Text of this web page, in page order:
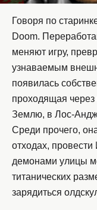
Говоря по
Doom.
меняют игру,
узнаваемым
появилась
проходящая
Землю, в Лос-
Среди прочего,
отходах,
демонами улицы
титанических
зарядиться